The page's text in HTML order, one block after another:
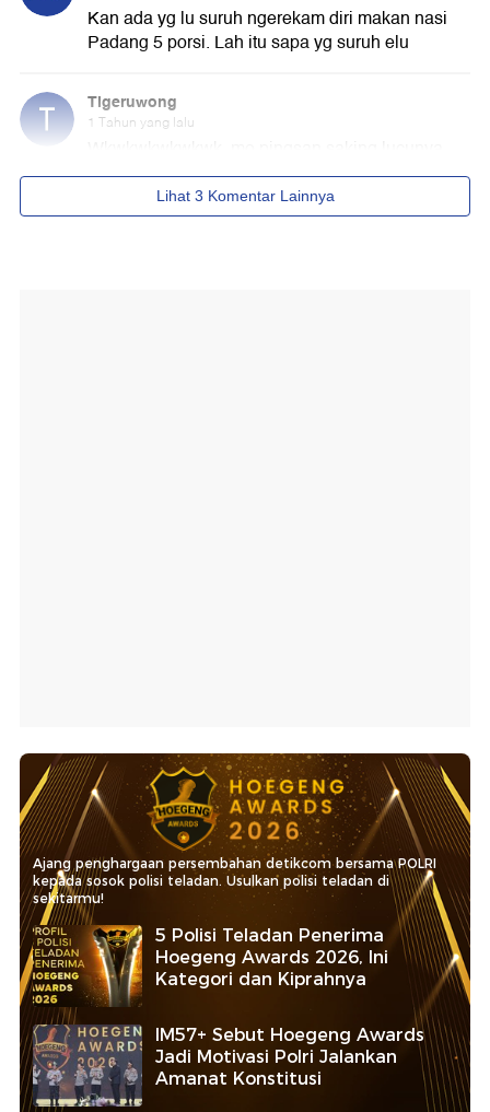
Ajang penghargaan persembahan detikcom bersama POLRI
kepada sosok polisi teladan. Usulkan polisi teladan di
sekitarmu!
5 Polisi Teladan Penerima
Hoegeng Awards 2026, Ini
Kategori dan Kiprahnya
IM57+ Sebut Hoegeng Awards
Jadi Motivasi Polri Jalankan
Amanat Konstitusi